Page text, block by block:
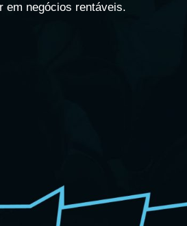
em negócios rentáveis.